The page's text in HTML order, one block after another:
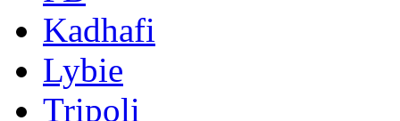
Kadhafi
Lybie
Tripoli